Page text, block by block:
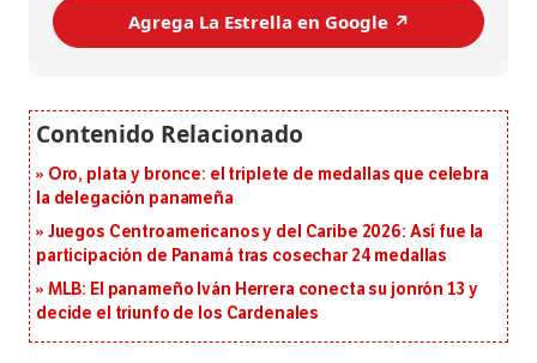
Agrega La Estrella en Google ↗️
Oro, plata y bronce: el triplete de medallas que celebra
la delegación panameña
Juegos Centroamericanos y del Caribe 2026: Así fue la
participación de Panamá tras cosechar 24 medallas
MLB: El panameño Iván Herrera conecta su jonrón 13 y
decide el triunfo de los Cardenales